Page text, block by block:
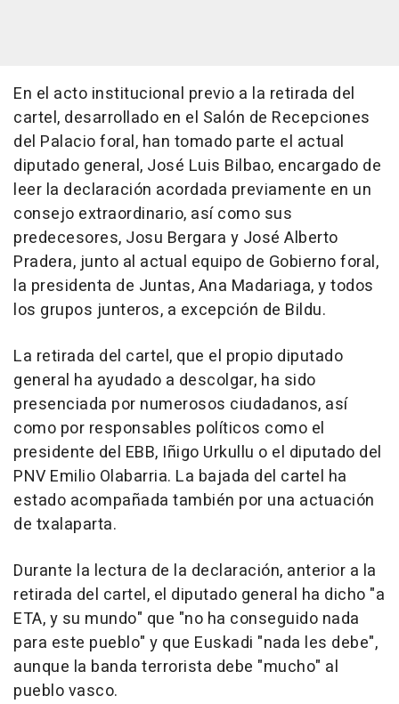
En el acto institucional previo a la retirada del
cartel, desarrollado en el Salón de Recepciones
del Palacio foral, han tomado parte el actual
diputado general, José Luis Bilbao, encargado de
leer la declaración acordada previamente en un
consejo extraordinario, así como sus
predecesores, Josu Bergara y José Alberto
Pradera, junto al actual equipo de Gobierno foral,
la presidenta de Juntas, Ana Madariaga, y todos
los grupos junteros, a excepción de Bildu.
La retirada del cartel, que el propio diputado
general ha ayudado a descolgar, ha sido
presenciada por numerosos ciudadanos, así
como por responsables políticos como el
presidente del EBB, Iñigo Urkullu o el diputado del
PNV Emilio Olabarria. La bajada del cartel ha
estado acompañada también por una actuación
de txalaparta.
Durante la lectura de la declaración, anterior a la
retirada del cartel, el diputado general ha dicho "a
ETA, y su mundo" que "no ha conseguido nada
para este pueblo" y que Euskadi "nada les debe",
aunque la banda terrorista debe "mucho" al
pueblo vasco.